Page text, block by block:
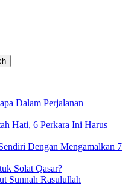
Dalam Perjalanan
Hati, 6 Perkara Ini Harus
Dengan Mengamalkan 7
Solat Qasar?
Sunnah Rasulullah